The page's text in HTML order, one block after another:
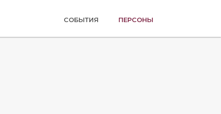
СОБЫТИЯ ПЕРСОНЫ